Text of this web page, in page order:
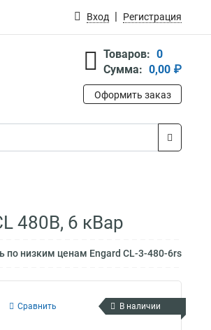
Вход Регистрация
Товаров: 0
Сумма: 0,00 ₽
Оформить заказ
480В, 6 кВар
по низким ценам Engard CL-3-480-6rs
Сравнить В наличии